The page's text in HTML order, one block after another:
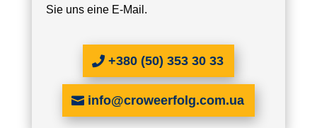
Sie uns eine E-Mail.
+380 (50) 353 30 33
info@croweerfolg.com.ua